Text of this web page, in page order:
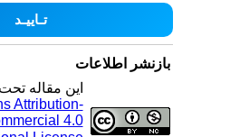
بازنشر اطلاعات
این مقاله
Attribution-
4.0